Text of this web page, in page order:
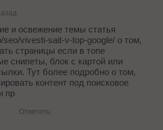
и освежение темы статья
seo/vivesti-sait-v-top-google/ о том,
страницы если в топе
снипеты, блок с картой или
Тут более подробно о том,
контент под поисковое
пр
Ответить